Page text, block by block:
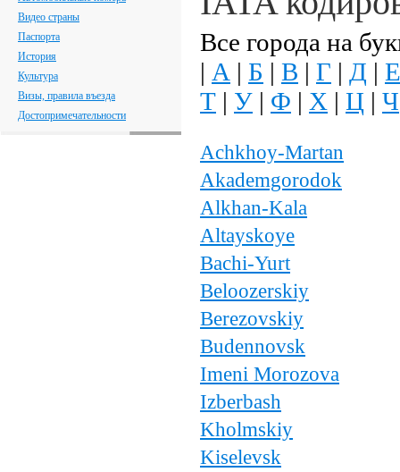
Видео страны
Паспорта
История
Культура
Визы, правила въезда
Достопримечательности
Все города на
| А | Б | В | Г | Д | Е
Т | У | Ф | Х | Ц | Ч
Achkhoy-Martan
Akademgorodok
Alkhan-Kala
Altayskoye
Bachi-Yurt
Beloozerskiy
Berezovskiy
Budennovsk
Imeni Morozova
Izberbash
Kholmskiy
Kiselevsk